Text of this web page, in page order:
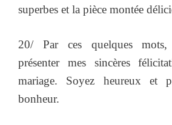
superbes et la pièce montée
20/ Par ces quelques mots,
présenter mes sincères
mariage. Soyez heureux et
bonheur.